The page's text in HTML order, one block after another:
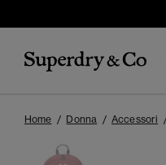
Home Donna Accessori